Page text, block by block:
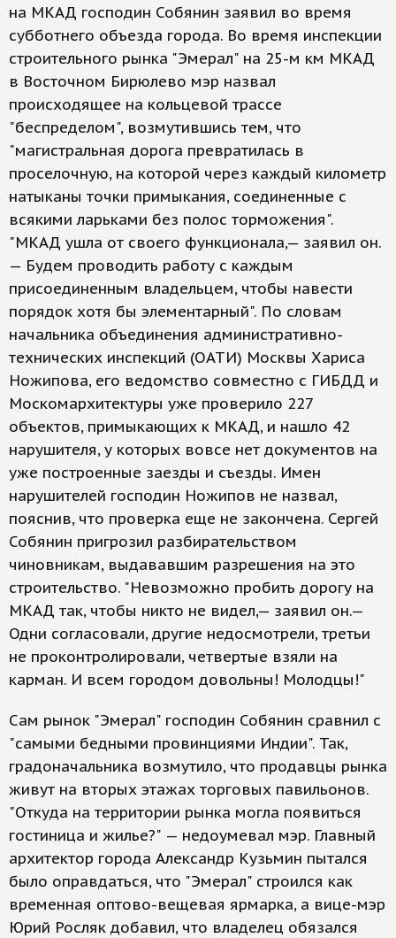
на МКАД господин Собянин заявил во время
субботнего объезда города. Во время инспекции
строительного рынка "Эмерал" на 25-м км МКАД
в Восточном Бирюлево мэр назвал
происходящее на кольцевой трассе
"беспределом", возмутившись тем, что
"магистральная дорога превратилась в
проселочную, на которой через каждый километр
натыканы точки примыкания, соединенные с
всякими ларьками без полос торможения".
"МКАД ушла от своего функционала,— заявил он.
— Будем проводить работу с каждым
присоединенным владельцем, чтобы навести
порядок хотя бы элементарный". По словам
начальника объединения административно-
технических инспекций (ОАТИ) Москвы Хариса
Ножипова, его ведомство совместно с ГИБДД и
Москомархитектуры уже проверило 227
объектов, примыкающих к МКАД, и нашло 42
нарушителя, у которых вовсе нет документов на
уже построенные заезды и съезды. Имен
нарушителей господин Ножипов не назвал,
пояснив, что проверка еще не закончена. Сергей
Собянин пригрозил разбирательством
чиновникам, выдававшим разрешения на это
строительство. "Невозможно пробить дорогу на
МКАД так, чтобы никто не видел,— заявил он.—
Одни согласовали, другие недосмотрели, третьи
не проконтролировали, четвертые взяли на
карман. И всем городом довольны! Молодцы!"
Сам рынок "Эмерал" господин Собянин сравнил с
"самыми бедными провинциями Индии". Так,
градоначальника возмутило, что продавцы рынка
живут на вторых этажах торговых павильонов.
"Откуда на территории рынка могла появиться
гостиница и жилье?" — недоумевал мэр. Главный
архитектор города Александр Кузьмин пытался
было оправдаться, что "Эмерал" строился как
временная оптово-вещевая ярмарка, а вице-мэр
Юрий Росляк добавил, что владелец обязался